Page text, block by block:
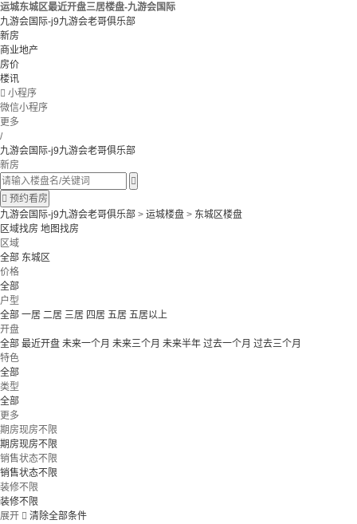
运城东城区最近开盘三居楼盘-九游会国际
九游会国际-j9九游会老哥俱乐部
新房
商业地产
房价
楼讯
 小程序
微信小程序
更多
/
九游会国际-j9九游会老哥俱乐部
新房

 预约看房
九游会国际-j9九游会老哥俱乐部 > 运城楼盘 > 东城区楼盘
区域找房 地图找房
区域
全部 东城区
价格
全部
户型
全部 一居 二居 三居 四居 五居 五居以上
开盘
全部 最近开盘 未来一个月 未来三个月 未来半年 过去一个月 过去三个月
特色
全部
类型
全部
更多
期房现房不限
期房现房不限
销售状态不限
销售状态不限
装修不限
装修不限
展开  清除全部条件